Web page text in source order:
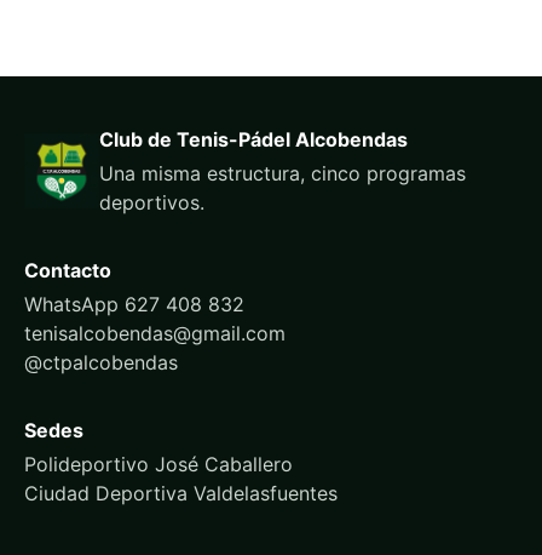
Club de Tenis-Pádel Alcobendas
Una misma estructura, cinco programas
deportivos.
Contacto
WhatsApp 627 408 832
tenisalcobendas@gmail.com
@ctpalcobendas
Sedes
Polideportivo José Caballero
Ciudad Deportiva Valdelasfuentes